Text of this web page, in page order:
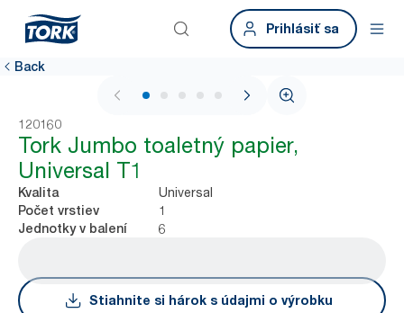
Prihlásiť sa
Back
1 / 5
120160
Tork Jumbo toaletný papier,
Universal T1
Kvalita Universal
Počet vrstiev 1
Jednotky v balení 6
Stiahnite si hárok s údajmi o výrobku